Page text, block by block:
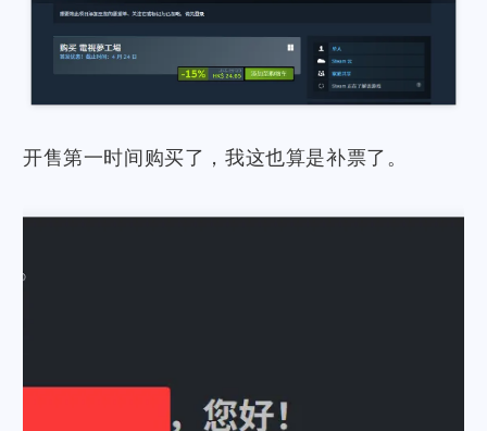
开售第一时间购买了，我这也算是补票了。